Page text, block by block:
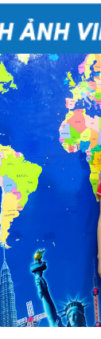
BAY VIỆT MỸ